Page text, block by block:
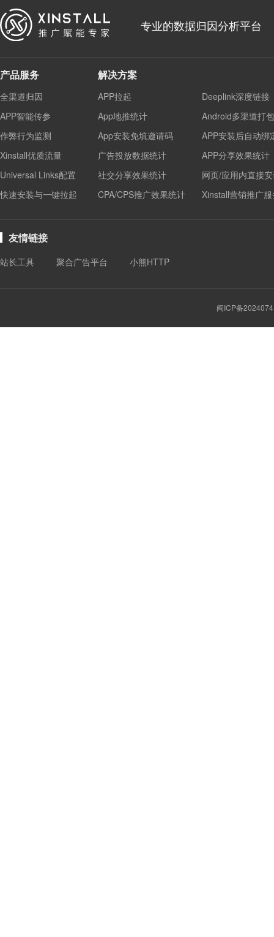
专业的数据归因分析平台
产品服务
全渠道归因
APP智能传参
作弊行为监测
Xinstall优质流量
Universal Links配置
快速安装与一键拉起
解决方案
APP拉起
Deeplink深度链接
App地推统计
Android多渠道打包
App安装免填邀请码
APP安装后自动绑
广告投放数据统计
APP分享效果统计
社交分享效果统计
网页/应用内直接
CPA/CPS推广效果统计
Xinstall营销推广
友情链接
站长工具 聚合广告平台 小熊HTTP
闽ICP备